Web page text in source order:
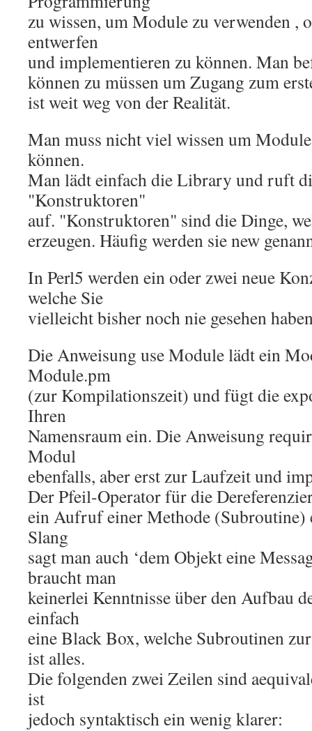
zu wissen, um Module zu verwenden ,
entwerfen
und implementieren zu können. Man
können zu müssen um Zugang zum
ist weit weg von der Realität.
Man muss nicht viel wissen um
können.
Man lädt einfach die Library und ruft
"Konstruktoren"
auf. "Konstruktoren" sind die Dinge,
erzeugen. Häufig werden sie new
In Perl5 werden ein oder zwei neue
welche Sie
vielleicht bisher noch nie gesehen
Die Anweisung use Module lädt ein
Module.pm
(zur Kompilationszeit) und fügt die
Ihren
Namensraum ein. Die Anweisung
Modul
ebenfalls, aber erst zur Laufzeit und
Der Pfeil-Operator für die
ein Aufruf einer Methode (Subroutine)
Slang
sagt man auch ‘dem Objekt eine
braucht man
keinerlei Kenntnisse über den Aufbau
einfach
eine Black Box, welche Subroutinen
ist alles.
Die folgenden zwei Zeilen sind
ist
jedoch syntaktisch ein wenig klarer: